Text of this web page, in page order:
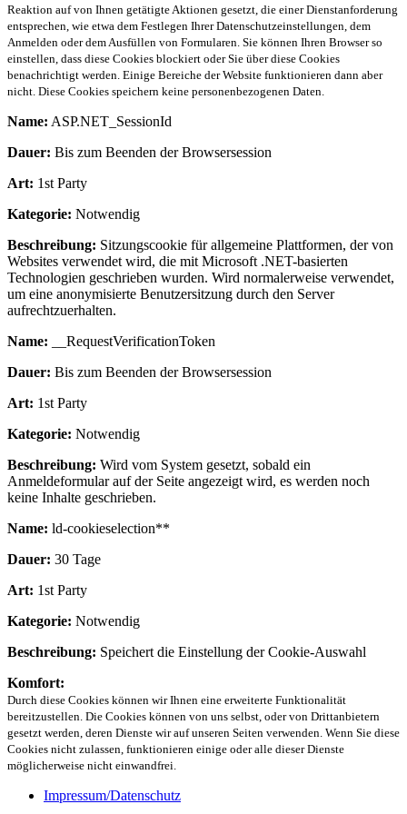
Reaktion auf von Ihnen getätigte Aktionen gesetzt, die einer Dienstanforderung
entsprechen, wie etwa dem Festlegen Ihrer Datenschutzeinstellungen, dem
Anmelden oder dem Ausfüllen von Formularen. Sie können Ihren Browser so
einstellen, dass diese Cookies blockiert oder Sie über diese Cookies
benachrichtigt werden. Einige Bereiche der Website funktionieren dann aber
nicht. Diese Cookies speichern keine personenbezogenen Daten.
Name: ASP.NET_SessionId
Dauer: Bis zum Beenden der Browsersession
Art: 1st Party
Kategorie: Notwendig
Beschreibung: Sitzungscookie für allgemeine Plattformen, der von
Websites verwendet wird, die mit Microsoft .NET-basierten
Technologien geschrieben wurden. Wird normalerweise verwendet,
um eine anonymisierte Benutzersitzung durch den Server
aufrechtzuerhalten.
Name: __RequestVerificationToken
Dauer: Bis zum Beenden der Browsersession
Art: 1st Party
Kategorie: Notwendig
Beschreibung: Wird vom System gesetzt, sobald ein
Anmeldeformular auf der Seite angezeigt wird, es werden noch
keine Inhalte geschrieben.
Name: ld-cookieselection**
Dauer: 30 Tage
Art: 1st Party
Kategorie: Notwendig
Beschreibung: Speichert die Einstellung der Cookie-Auswahl
Komfort:
Durch diese Cookies können wir Ihnen eine erweiterte Funktionalität
bereitzustellen. Die Cookies können von uns selbst, oder von Drittanbietern
gesetzt werden, deren Dienste wir auf unseren Seiten verwenden. Wenn Sie diese
Cookies nicht zulassen, funktionieren einige oder alle dieser Dienste
möglicherweise nicht einwandfrei.
Impressum/Datenschutz